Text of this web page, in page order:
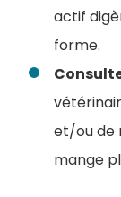
actif
forme.
et/ou de
mange